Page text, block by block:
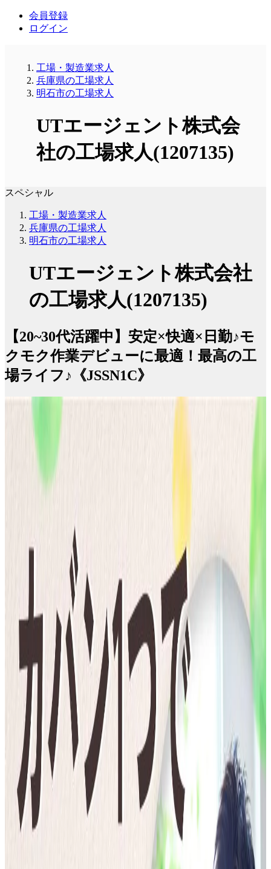
会員登録
ログイン
工場・製造業求人
兵庫県の工場求人
明石市の工場求人
UTエージェント株式会
社の工場求人(1207135)
スペシャル
工場・製造業求人
兵庫県の工場求人
明石市の工場求人
UTエージェント株式会社
の工場求人(1207135)
【20~30代活躍中】安定×快適×日勤♪モ
クモク作業デビューに最適！最高の工
場ライフ♪《JSSN1C》